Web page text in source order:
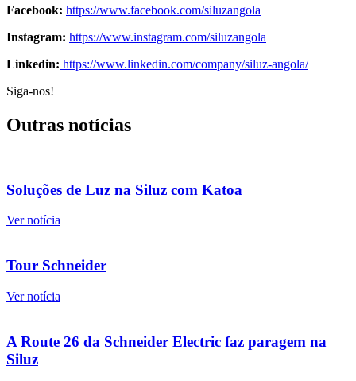
Facebook: https://www.facebook.com/siluzangola
Instagram: https://www.instagram.com/siluzangola
Linkedin: https://www.linkedin.com/company/siluz-angola/
Siga-nos!
Outras notícias
Soluções de Luz na Siluz com Katoa
Ver notícia
Tour Schneider
Ver notícia
A Route 26 da Schneider Electric faz paragem na
Siluz